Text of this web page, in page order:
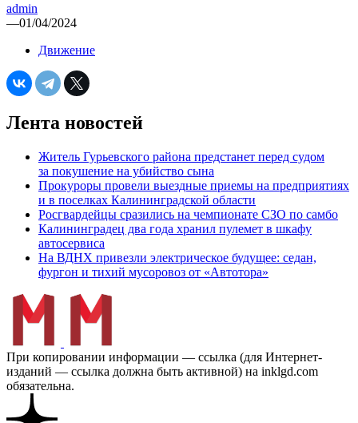
admin
—01/04/2024
Движение
Лента новостей
Житель Гурьевского района предстанет перед судом
за покушение на убийство сына
Прокуроры провели выездные приемы на предприятиях
и в поселках Калининградской области
Росгвардейцы сразились на чемпионате СЗО по самбо
Калининградец два года хранил пулемет в шкафу
автосервиса
На ВДНХ привезли электрическое будущее: седан,
фургон и тихий мусоровоз от «Автотора»
При копировании информации — ссылка (для Интернет-
изданий — ссылка должна быть активной) на inklgd.com
обязательна.